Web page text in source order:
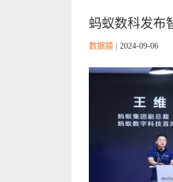
蚂蚁数科发布
数据猿 2024-09-06